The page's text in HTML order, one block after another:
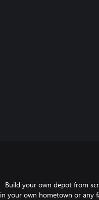
Build your own depot from
in your own hometown or any